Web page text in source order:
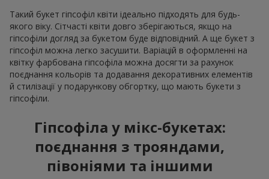
Такий букет гіпсофіл квіти ідеально підходять для будь-
якого віку. Сітчасті квіти довго зберігаються, якщо на
гіпсофіли догляд за букетом буде відповідний. А ще букет з
гіпсофіл можна легко засушити. Варіацій в оформленні на
квітку фарбована гіпсофіла можна досягти за рахунок
поєднання кольорів та додавання декоративних елементів
й стилізації у подарункову обгортку, що мають букети з
гіпсофіли.
Гіпсофіла у мікс-букетах:
поєднання з трояндами,
півоніями та іншими